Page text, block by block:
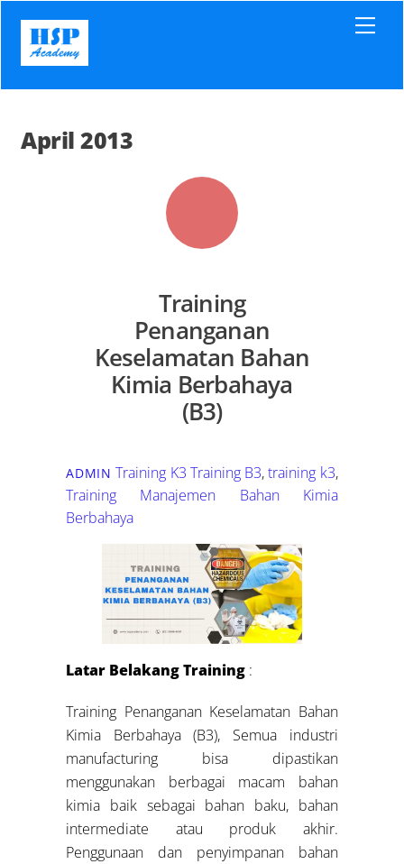
content
April 2013
Training
Penanganan
Keselamatan Bahan
Kimia Berbahaya
(B3)
ADMIN Training K3 Training B3,training k3,
Training Manajemen Bahan Kimia
Berbahaya
Latar Belakang Training :
Training Penanganan Keselamatan Bahan
Kimia Berbahaya (B3), Semua industri
manufacturing bisa dipastikan
menggunakan berbagai macam bahan
kimia baik sebagai bahan baku, bahan
intermediate atau produk akhir.
Penggunaan dan penyimpanan bahan